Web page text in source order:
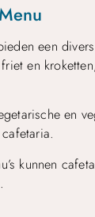
een
en
en
kunnen